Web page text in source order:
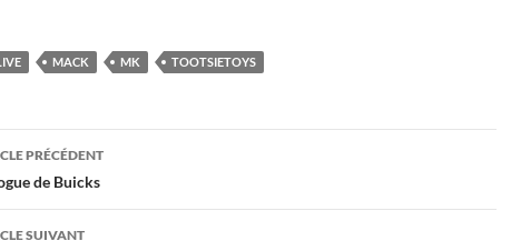
MACK MK TOOTSIETOYS
PRÉCÉDENT
de Buicks
SUIVANT